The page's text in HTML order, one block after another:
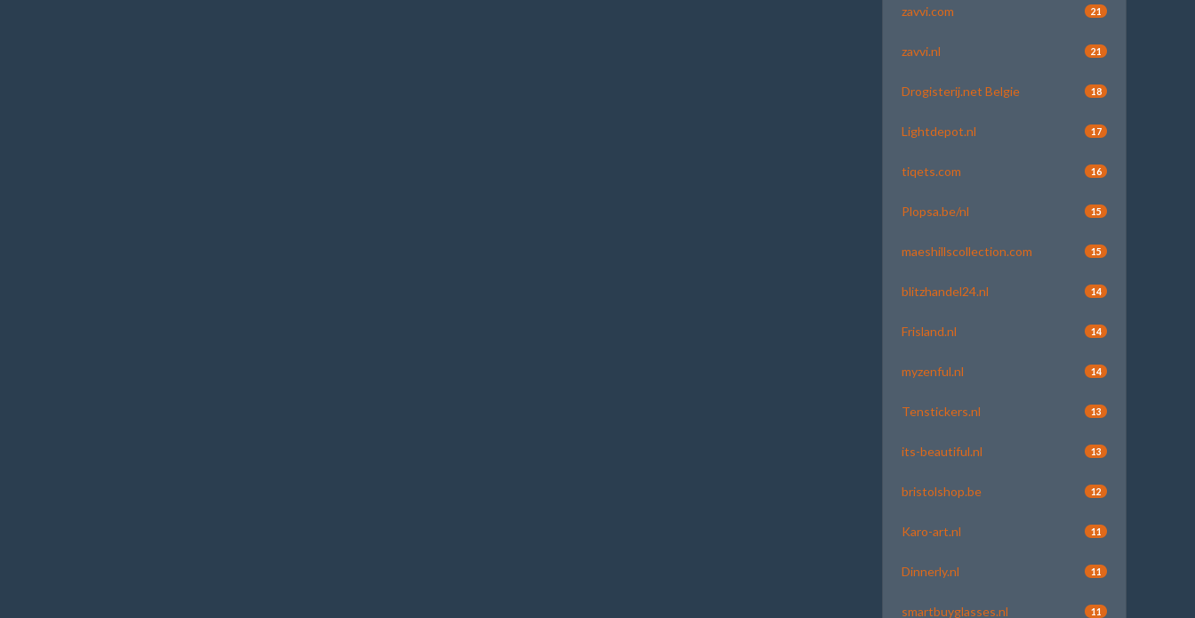
zavvi.com 21
zavvi.nl 21
Drogisterij.net Belgie 18
Lightdepot.nl 17
tiqets.com 16
Plopsa.be/nl 15
maeshillscollection.com 15
blitzhandel24.nl 14
Frisland.nl 14
myzenful.nl 14
Tenstickers.nl 13
its-beautiful.nl 13
bristolshop.be 12
Karo-art.nl 11
Dinnerly.nl 11
smartbuyglasses.nl 11